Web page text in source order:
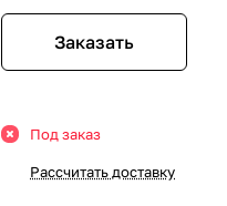
Заказать
Под заказ
Рассчитать доставку